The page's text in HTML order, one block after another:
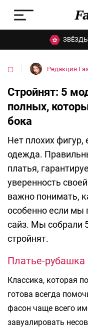
ЗВЁЗДЫ
▢ Редакция
Стройнят: 5
полных,
бока
Нет плохих фигур,
одежда.
платья,
уверенность
важно понимать,
особенно если мы
сайз. Мы собрали
стройнят.
Платье-рубашка
Классика, которая
готова всегда
фасон чаще всего
завуалировать